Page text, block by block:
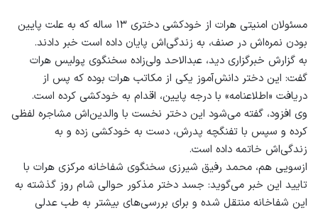
مسئولان امنیتی هرات از خودکشی دختری ۱۳ ساله که به علت پایین
بودن نمره‌اش در صنف، به زندگی‌اش پایان داده است خبر دادند.
به گزارش خبرگزاری دید، عبدالاحد ولی‌زاده سخنگوی پولیس هرات
گفت: این دختر دانش‌آموز یکی از مکاتب هرات بوده که پس از
دریافت «اطلاعنامه» با درجه پایین، اقدام به خودکشی کرده است.
وی افزود، گفته می‌شود این دختر نخست با والدین‌اش مشاجره لفظی
کرده و سپس با تفنگچه پدرش، دست به خودکشی زده و به
زندگی‌اش خاتمه داده است.
ازسویی هم، محمد رفیق شیرزی سخنگوی شفاخانه‌ مرکزی هرات با
تایید این خبر می‌گوید: جسد دختر مذکور حوالی شام روز گذشته به
این شفاخانه منتقل شده و برای بررسی‌های بیشتر به طب عدلی